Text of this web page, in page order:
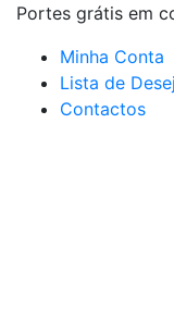
Portes grátis em
Minha Conta
Lista de
Contactos